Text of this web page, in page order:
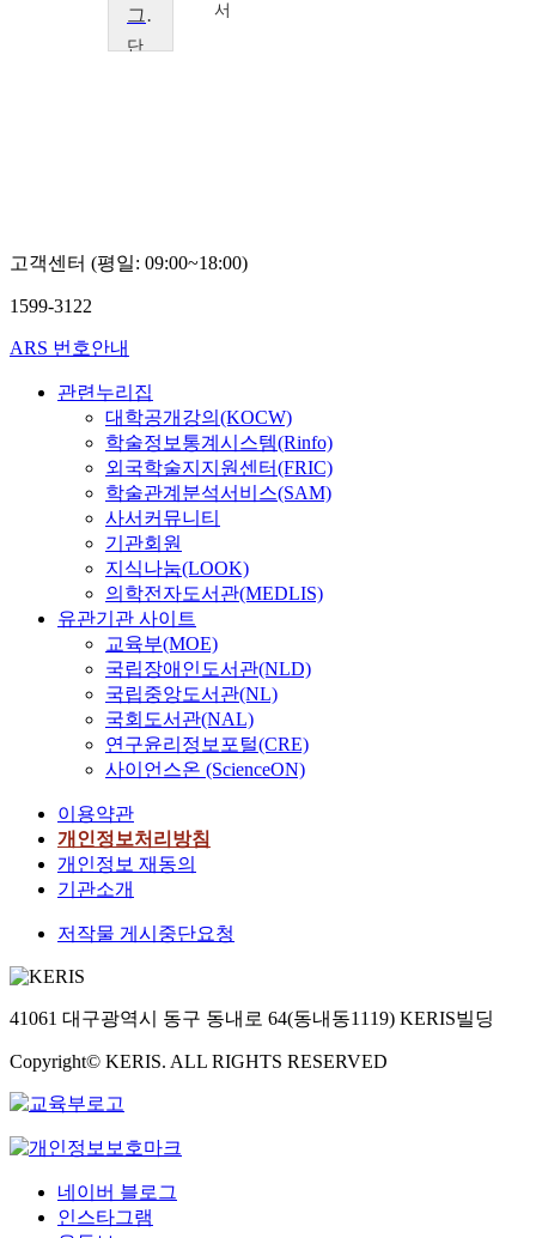
서
그리스 로마 신화
단
고객센터 (평일: 09:00~18:00)
1599-3122
ARS 번호안내
관련누리집
대학공개강의(KOCW)
학술정보통계시스템(Rinfo)
외국학술지지원센터(FRIC)
학술관계분석서비스(SAM)
사서커뮤니티
기관회원
지식나눔(LOOK)
의학전자도서관(MEDLIS)
유관기관 사이트
교육부(MOE)
국립장애인도서관(NLD)
국립중앙도서관(NL)
국회도서관(NAL)
연구윤리정보포털(CRE)
사이언스온 (ScienceON)
이용약관
개인정보처리방침
개인정보 재동의
기관소개
저작물 게시중단요청
41061 대구광역시 동구 동내로 64(동내동1119) KERIS빌딩
Copyright© KERIS. ALL RIGHTS RESERVED
네이버 블로그
인스타그램